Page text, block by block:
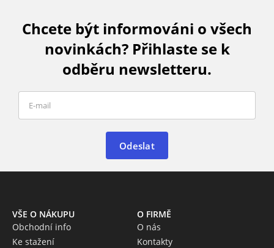
Chcete být informováni o všech
novinkách? Přihlaste se k
odběru newsletteru.
Odeslat
VŠE O NÁKUPU
Obchodní info
Ke stažení
O FIRMĚ
O nás
Kontakty